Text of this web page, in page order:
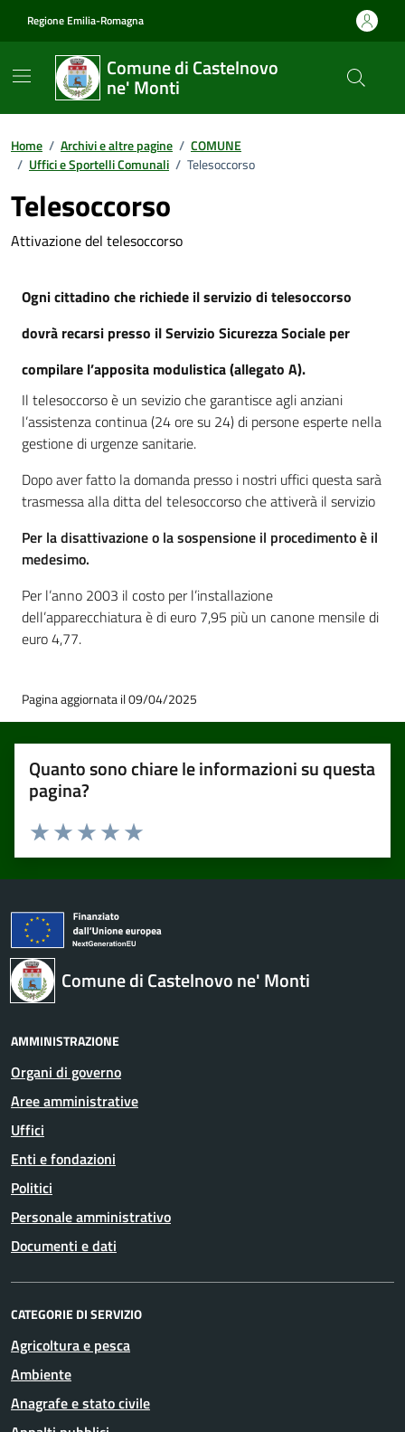
Regione Emilia-Romagna
Comune di Castelnovo
ne' Monti
Home / Archivi e altre pagine / COMUNE
/ Uffici e Sportelli Comunali / Telesoccorso
Telesoccorso
Attivazione del telesoccorso
Ogni cittadino che richiede il servizio di telesoccorso
dovrà recarsi presso il Servizio Sicurezza Sociale per
compilare l’apposita modulistica (allegato A).
Il telesoccorso è un sevizio che garantisce agli anziani
l’assistenza continua (24 ore su 24) di persone esperte nella
gestione di urgenze sanitarie.
Dopo aver fatto la domanda presso i nostri uffici questa sarà
trasmessa alla ditta del telesoccorso che attiverà il servizio
Per la disattivazione o la sospensione il procedimento è il
medesimo.
Per l’anno 2003 il costo per l’installazione
dell’apparecchiatura è di euro 7,95 più un canone mensile di
euro 4,77.
Pagina aggiornata il 09/04/2025
Quanto sono chiare le informazioni su questa
pagina?
Valuta 5 stelle su 5
Valuta 4 stelle su 5
Valuta 3 stelle su 5
Valuta 2 stelle su 5
Valuta 1 stelle su 5
Comune di Castelnovo ne' Monti
AMMINISTRAZIONE
Organi di governo
Aree amministrative
Uffici
Enti e fondazioni
Politici
Personale amministrativo
Documenti e dati
CATEGORIE DI SERVIZIO
Agricoltura e pesca
Ambiente
Anagrafe e stato civile